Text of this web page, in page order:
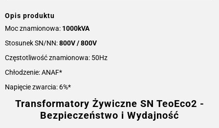
Opis produktu
Moc znamionowa: 1000kVA
Stosunek SN/NN:800V / 800V
Częstotliwość znamionowa: 50Hz
Chłodzenie: ANAF*
Napięcie zwarcia: 6%*
Transformatory Żywiczne SN TeoEco2 -
Bezpieczeństwo i Wydajność